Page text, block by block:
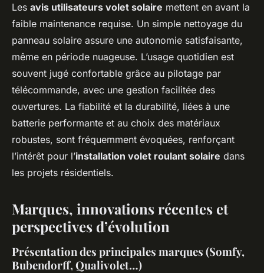
Les avis utilisateurs volet solaire mettent en avant la
faible maintenance requise. Un simple nettoyage du
panneau solaire assure une autonomie satisfaisante,
même en période nuageuse. L’usage quotidien est
souvent jugé confortable grâce au pilotage par
télécommande, avec une gestion facilitée des
ouvertures. La fiabilité et la durabilité, liées à une
batterie performante et au choix des matériaux
robustes, sont fréquemment évoquées, renforçant
l’intérêt pour l’installation volet roulant solaire dans
les projets résidentiels.
Marques, innovations récentes et
perspectives d’évolution
Présentation des principales marques (Somfy,
Bubendorff, Qualivolet…)